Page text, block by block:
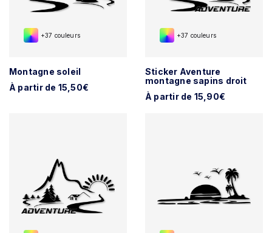
+37 couleurs
Montagne soleil
À partir de 15,50€
+37 couleurs
Sticker Aventure
montagne sapins droit
À partir de 15,90€